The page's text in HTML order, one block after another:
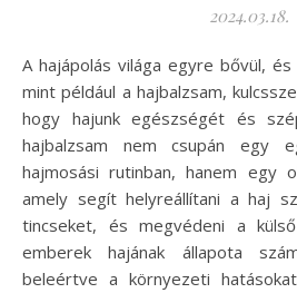
2024.03.18.
A hajápolás világa egyre bővül, és a különböző termékek,
mint például a hajbalzsam,
hogy hajunk egészségét és
hajbalzsam nem csupán egy
hajmosási rutinban, hanem egy
amely segít helyreállítani a haj
tincseket, és megvédeni a
emberek hajának állapota
beleértve a környezeti